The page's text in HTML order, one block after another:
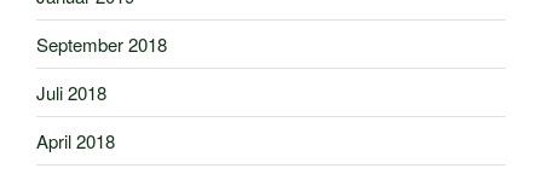
September 2018
Juli 2018
April 2018